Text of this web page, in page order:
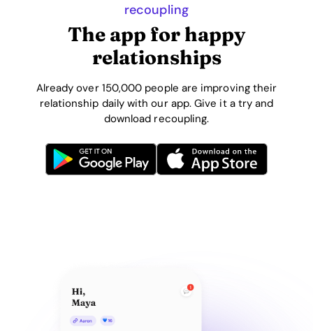
recoupling
The app for happy
relationships
Already over 150,000 people are improving their
relationship daily with our app. Give it a try and
download recoupling.